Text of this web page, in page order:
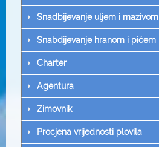
Snadbijevanje uljem i mazivom
Snabdijevanje hranom i pićem
Charter
Agentura
Zimovnik
Procjena vrijednosti plovila